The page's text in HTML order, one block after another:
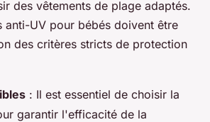
des vêtements de plage adaptés.
anti-UV pour bébés doivent être
des critères stricts de protection
: Il est essentiel de choisir la
garantir l'efficacité de la